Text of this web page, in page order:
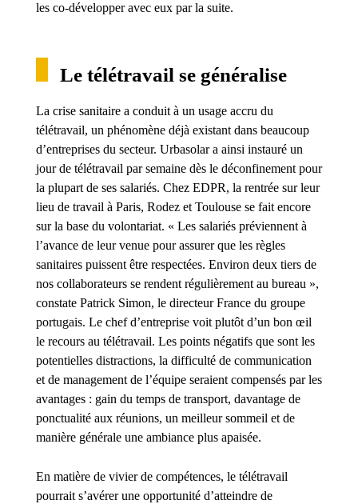
les co-développer avec eux par la suite.
Le télétravail se généralise
La crise sanitaire a conduit à un usage accru du
télétravail, un phénomène déjà existant dans beaucoup
d’entreprises du secteur. Urbasolar a ainsi instauré un
jour de télétravail par semaine dès le déconfinement pour
la plupart de ses salariés. Chez EDPR, la rentrée sur leur
lieu de travail à Paris, Rodez et Toulouse se fait encore
sur la base du volontariat. « Les salariés préviennent à
l’avance de leur venue pour assurer que les règles
sanitaires puissent être respectées. Environ deux tiers de
nos collaborateurs se rendent régulièrement au bureau »,
constate Patrick Simon, le directeur France du groupe
portugais. Le chef d’entreprise voit plutôt d’un bon œil
le recours au télétravail. Les points négatifs que sont les
potentielles distractions, la difficulté de communication
et de management de l’équipe seraient compensés par les
avantages : gain du temps de transport, davantage de
ponctualité aux réunions, un meilleur sommeil et de
manière générale une ambiance plus apaisée.
En matière de vivier de compétences, le télétravail
pourrait s’avérer une opportunité d’atteindre de